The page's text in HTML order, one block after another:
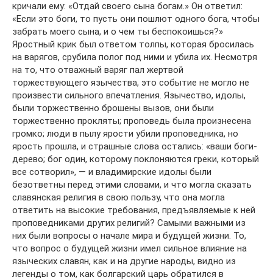
кричали ему: «Отдай своего сына богам.» Он ответил:
«Если это боги, то пусть они пошлют одного бога, чтобы
забрать моего сына, и о чем ты беспокоишься?»
Яростный крик был ответом толпы, которая бросилась
на варягов, срубила полог под ними и убила их. Несмотря
на то, что отважный варяг пал жертвой
торжествующего язычества, это событие не могло не
произвести сильного впечатления. Язычество, идолы,
были торжественно брошены вызов, они были
торжественно прокляты; проповедь была произнесена
громко; люди в пылу ярости убили проповедника, но
ярость прошла, и страшные слова остались: «ваши боги-
дерево; бог один, которому поклоняются греки, который
все сотворил», — и владимирские идолы были
безответны перед этими словами, и что могла сказать
славянская религия в свою пользу, что она могла
ответить на высокие требования, предъявляемые к ней
проповедниками других религий? Самыми важными из
них были вопросы о начале мира и будущей жизни. То,
что вопрос о будущей жизни имел сильное влияние на
языческих славян, как и на другие народы, видно из
легенды о том, как болгарский царь обратился в